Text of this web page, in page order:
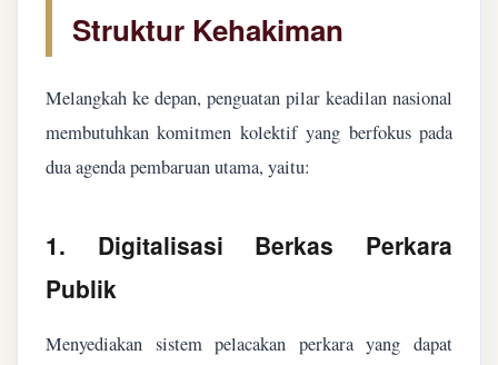
Struktur Kehakiman
Melangkah ke depan, penguatan pilar keadilan nasional
membutuhkan komitmen kolektif yang berfokus pada
dua agenda pembaruan utama, yaitu:
1. Digitalisasi Berkas Perkara
Publik
Menyediakan sistem pelacakan perkara yang dapat